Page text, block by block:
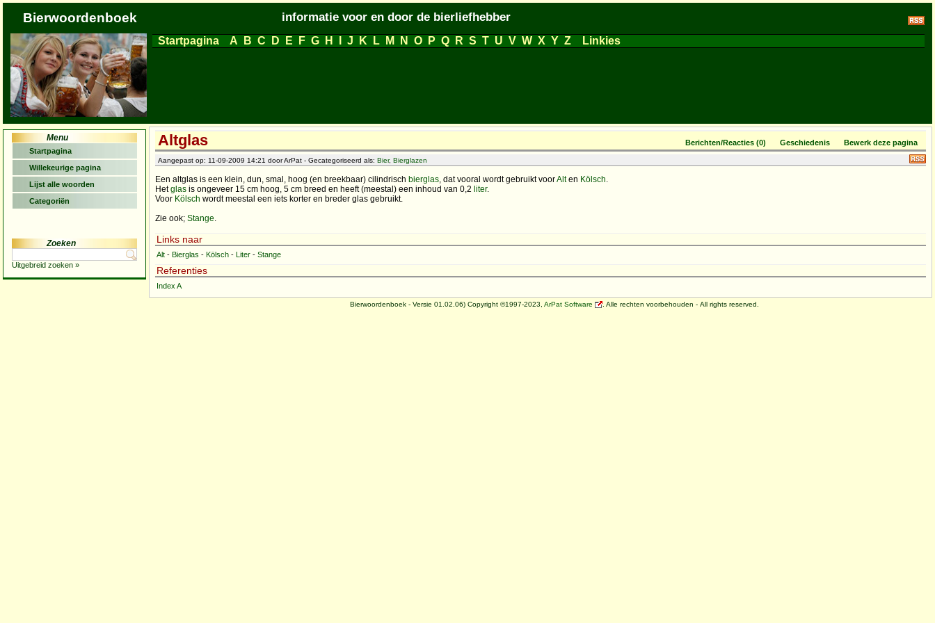
Bierwoordenboek informatie voor en door de bierliefhebber
Startpagina A B C D E F G H J K L M N O P Q R S T U V W X Y Z Linkies
Menu
Startpagina
Willekeurige pagina
Lijst alle woorden
Categoriën
Zoeken
Uitgebreid zoeken »
Berichten/Reacties (0) Geschiedenis Bewerk deze pagina
Altglas
Aangepast op: 11-09-2009 14:21 door ArPat - Gecategoriseerd als: Bier, Bierglazen
Een altglas is een klein, dun, smal, hoog (en breekbaar) cilindrisch bierglas, dat vooral wordt gebruikt voorAlten Kölsch.
Hetglas is ongeveer 15 cm hoog, 5 cm breed en heeft (meestal) een inhoud van 0,2 liter.
Voor Kölsch wordt meestal een iets korter en breder glas gebruikt.
Zie ook; Stange.
Links naar
Alt - Bierglas - Kölsch - Liter - Stange
Referenties
Index A
Bierwoordenboek - Versie 01.02.06) Copyright ©1997-2023, ArPat Software . Alle rechten voorbehouden - All rights reserved.